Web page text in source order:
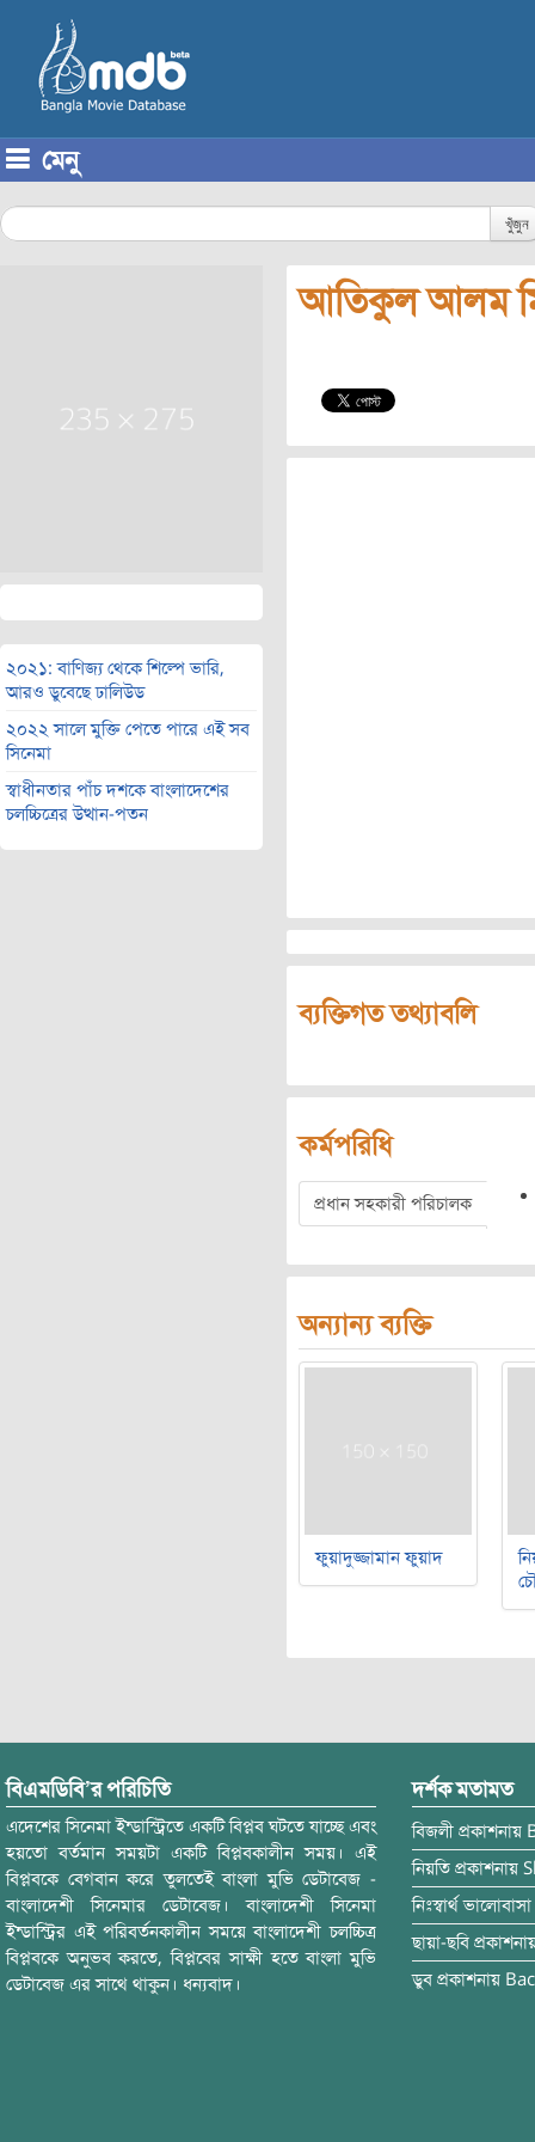
মেনু
খুঁজুন
২০২১: বাণিজ্য থেকে শিল্পে ভারি,
আরও ডুবেছে ঢালিউড
২০২২ সালে মুক্তি পেতে পারে এই সব
সিনেমা
স্বাধীনতার পাঁচ দশকে বাংলাদেশের
চলচ্চিত্রের উত্থান-পতন
আতিকুল আলম
ব্যক্তিগত তথ্যাবলি
কর্মপরিধি
প্রধান সহকারী পরিচালক
অন্যান্য ব্যক্তি
ফুয়াদুজ্জামান ফুয়াদ
বিএমডিবি’র পরিচিতি
এদেশের সিনেমা ইন্ডাস্ট্রিতে একটি বিপ্লব ঘটতে যাচ্ছে এবং
হয়তো বর্তমান সময়টা একটি বিপ্লবকালীন সময়। এই
বিপ্লবকে বেগবান করে তুলতেই বাংলা মুভি ডেটাবেজ -
বাংলাদেশী সিনেমার ডেটাবেজ। বাংলাদেশী সিনেমা
ইন্ডাস্ট্রির এই পরিবর্তনকালীন সময়ে বাংলাদেশী চলচ্চিত্র
বিপ্লবকে অনুভব করতে, বিপ্লবের সাক্ষী হতে বাংলা মুভি
ডেটাবেজ এর সাথে থাকুন। ধন্যবাদ।
দর্শক মতামত
বিজলী প্রকাশনায়
নিয়তি প্রকাশনায়
নিঃস্বার্থ ভালোবাসা
ছায়া-ছবি
ডুব প্রকাশনায়